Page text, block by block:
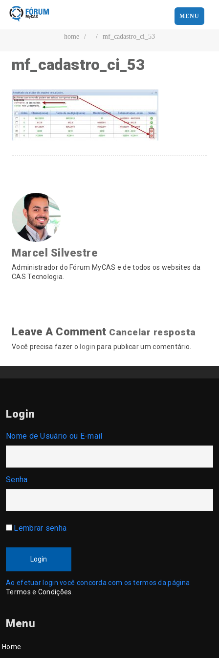
MENU
home / / mf_cadastro_ci_53
mf_cadastro_ci_53
Marcel Silvestre
Administrador do Fórum MyCAS e de todos os websites da
CAS Tecnologia.
Leave A Comment Cancelar resposta
Você precisa fazer o login para publicar um comentário.
Login
Nome de Usuário ou E-mail
Senha
Lembrar senha
Login
Ao efetuar login você concorda com os termos da página
Termos e Condições
Menu
Home